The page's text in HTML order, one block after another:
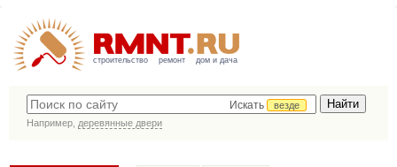
строительство ремонт дом и дача
Искать
везде
Например, деревянные двери